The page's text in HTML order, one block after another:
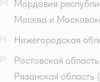
Мордовия
Москва и
Нижегородская
Ростовская область
Рязанская область